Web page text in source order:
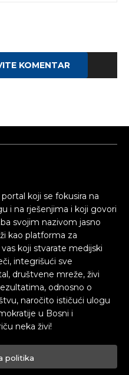
KOMENTAR
koji se fokusira na
i na rješenjima i koji govori
svojim nazivom jasno
kao platforma za
koji stvarate medijski
integrišući sve
društvene mreže, živi
odnosno o
naročito ističući ulogu
u Bosni i
neka živi!
politika